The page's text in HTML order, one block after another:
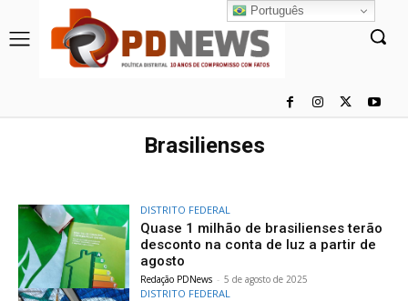
Brasilienses
DISTRITO FEDERAL
Quase 1 milhão de brasilienses terão
desconto na conta de luz a partir de
agosto
Redação PDNews - 5 de agosto de 2025
DISTRITO FEDERAL
Português